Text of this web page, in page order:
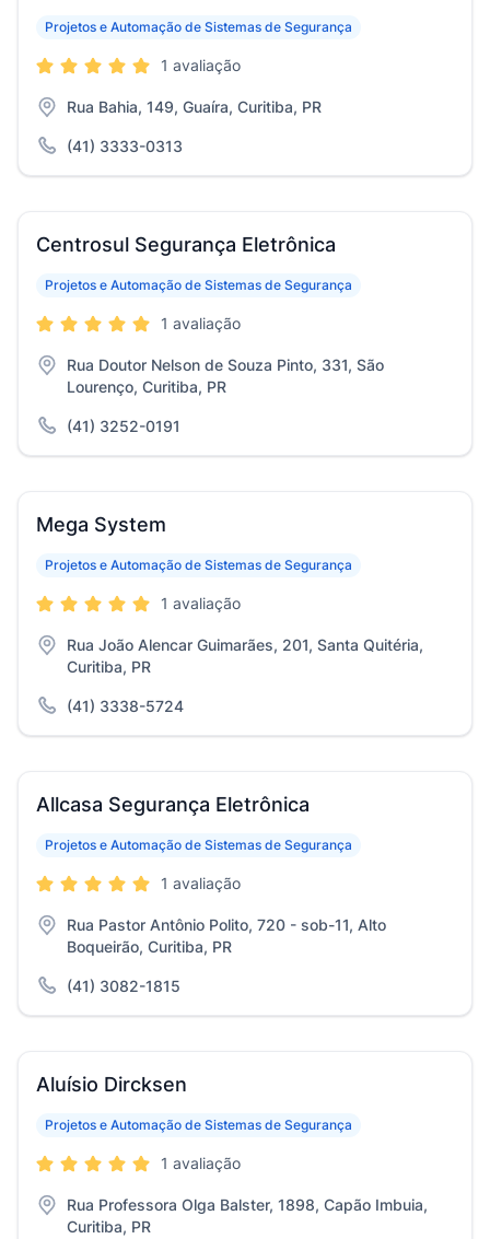
Projetos e Automação de Sistemas de Segurança
1 avaliação
Rua Bahia, 149, Guaíra, Curitiba, PR
(41) 3333-0313
Centrosul Segurança Eletrônica
Projetos e Automação de Sistemas de Segurança
1 avaliação
Rua Doutor Nelson de Souza Pinto, 331, São
Lourenço, Curitiba, PR
(41) 3252-0191
Mega System
Projetos e Automação de Sistemas de Segurança
1 avaliação
Rua João Alencar Guimarães, 201, Santa Quitéria,
Curitiba, PR
(41) 3338-5724
Allcasa Segurança Eletrônica
Projetos e Automação de Sistemas de Segurança
1 avaliação
Rua Pastor Antônio Polito, 720 - sob-11, Alto
Boqueirão, Curitiba, PR
(41) 3082-1815
Aluísio Dircksen
Projetos e Automação de Sistemas de Segurança
1 avaliação
Rua Professora Olga Balster, 1898, Capão Imbuia,
Curitiba, PR